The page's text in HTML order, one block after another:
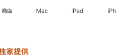
商店 Mac iPad
家提供